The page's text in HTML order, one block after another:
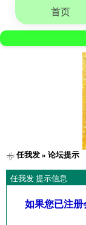
首页
任我发» 论坛提示
任我发 提示信息
如果您已注册